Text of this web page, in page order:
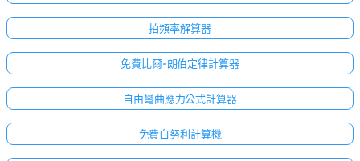
拍頻率解算器
免費比爾-朗伯定律計算器
自由彎曲應力公式計算器
免費白努利計算機